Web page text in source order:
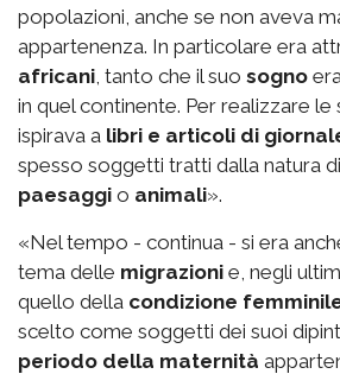
popolazioni, anche se non aveva
appartenenza. In particolare era
africani , tanto che il suo sogno
in quel continente. Per realizzare le
ispirava a libri e articoli di
spesso soggetti tratti dalla natura
paesaggi o animali».
«Nel tempo - continua - si era
tema delle migrazioni e, negli
quello della condizione
scelto come soggetti dei suoi
periodo della maternità